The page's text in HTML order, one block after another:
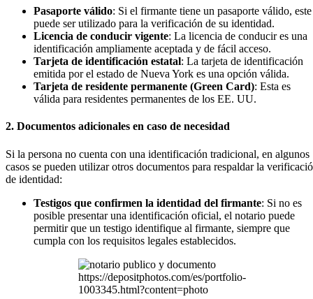
Pasaporte válido: Si el firmante tiene un pasaporte válido, este
puede ser utilizado para la verificación de su identidad.
Licencia de conducir vigente: La licencia de conducir es una
identificación ampliamente aceptada y de fácil acceso.
Tarjeta de identificación estatal: La tarjeta de identificación
emitida por el estado de Nueva York es una opción válida.
Tarjeta de residente permanente (Green Card): Esta es
válida para residentes permanentes de los EE. UU.
2. Documentos adicionales en caso de necesidad
Si la persona no cuenta con una identificación tradicional, en algunos
casos se pueden utilizar otros documentos para respaldar la
de identidad:
Testigos que confirmen la identidad del firmante: Si no es
posible presentar una identificación oficial, el notario puede
permitir que un testigo identifique al firmante, siempre que
cumpla con los requisitos legales establecidos.
https://depositphotos.com/es/portfolio-
1003345.html?content=photo